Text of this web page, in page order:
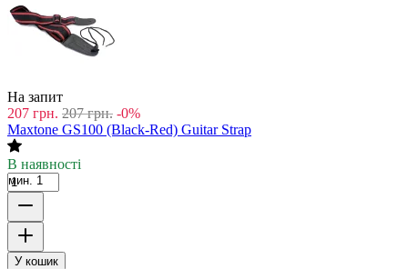
На запит
207 грн. 207 грн. -0%
Maxtone GS100 (Black-Red) Guitar Strap
В наявності
мин. 1
У кошик